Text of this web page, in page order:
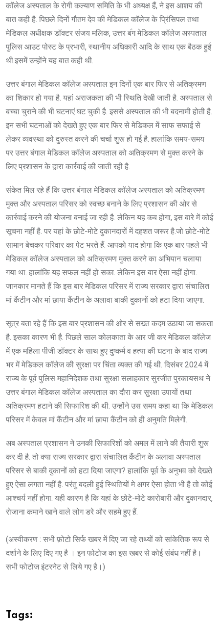
कॉलेज अस्पताल के रोगी कल्याण समिति के भी अध्यक्ष हैं, ने इस आशय की
बात कही है. पिछले दिनों गौतम देव की मेडिकल कॉलेज के प्रिंसिपल तथा
मेडिकल अधीक्षक डॉक्टर संजय मलिक, उत्तर ब॔ग मेडिकल कॉलेज अस्पताल
पुलिस आउट पोस्ट के प्रभारी, स्थानीय अधिकारी आदि के साथ एक बैठक हुई
थी.इसमें उन्होंने यह बात कही थी.
उत्तर बंगाल मेडिकल कॉलेज अस्पताल इन दिनों एक बार फिर से अतिक्रमण
का शिकार हो गया है. यहां अराजकता की भी स्थिति देखी जाती है. अस्पताल से
बच्चा चुराने की भी घटनाएं घट चुकी है. इससे अस्पताल की भी बदनामी होती है.
इन सभी घटनाओं को देखते हुए एक बार फिर से मेडिकल में साफ सफाई से
लेकर व्यवस्था को दुरुस्त करने की चर्चा शुरू हो गई है. हालांकि समय-समय
पर उत्तर बंगाल मेडिकल कॉलेज अस्पताल को अतिक्रमण से मुक्त करने के
लिए प्रशासन के द्वारा कार्रवाई की जाती रही है.
संकेत मिल रहे हैं कि उत्तर बंगाल मेडिकल कॉलेज अस्पताल को अतिक्रमण
मुक्त और अस्पताल परिसर को स्वच्छ बनाने के लिए प्रशासन की ओर से
कार्रवाई करने की योजना बनाई जा रही है. लेकिन यह कब होगा, इस बारे में कोई
सूचना नहीं है. पर यहां के छोटे-मोटे दुकानदारों में दहशत जरूर है.जो छोटे-मोटे
सामान बेचकर परिवार का पेट भरते हैं. आपको याद होगा कि एक बार पहले भी
मेडिकल कॉलेज अस्पताल को अतिक्रमण मुक्त करने का अभियान चलाया
गया था. हालांकि यह सफल नहीं हो सका. लेकिन इस बार ऐसा नहीं होगा.
जानकार मानते हैं कि इस बार मेडिकल परिसर में राज्य सरकार द्वारा संचालित
मां कैंटीन और मां छाया कैंटीन के अलावा बाकी दुकानों को हटा दिया जाएगा.
सूत्र बता रहे हैं कि इस बार प्रशासन की ओर से सख्त कदम उठाया जा सकता
है. इसका कारण भी है. पिछले साल कोलकाता के आर जी कर मेडिकल कॉलेज
में एक महिला पीजी डॉक्टर के साथ हुए दुष्कर्म व हत्या की घटना के बाद राज्य
भर में मेडिकल कॉलेज की सुरक्षा पर चिंता व्यक्त की गई थी. दिसंबर 2024 में
राज्य के पूर्व पुलिस महानिदेशक तथा सुरक्षा सलाहकार सुरजीत पुरकायसथ ने
उत्तर बंगाल मेडिकल कॉलेज अस्पताल का दौरा कर सुरक्षा उपायों तथा
अतिक्रमण हटाने की सिफारिश की थी. उन्होंने उस समय कहा था कि मेडिकल
परिसर में केवल मां कैंटीन और मां छाया कैंटीन को ही अनुमति मिलेगी.
अब अस्पताल प्रशासन ने उनकी सिफारिशों को अमल में लाने की तैयारी शुरू
कर दी है. तो क्या राज्य सरकार द्वारा संचालित कैंटीन के अलावा अस्पताल
परिसर से बाकी दुकानों को हटा दिया जाएगा? हालांकि पूर्व के अनुभव को देखते
हुए ऐसा लगता नहीं है. परंतु बदली हुई स्थितियों मे अगर ऐसा होता भी है तो कोई
आश्चर्य नहीं होगा. यही कारण है कि यहां के छोटे-मोटे कारोबारी और दुकानदार,
रोजाना कमाने खाने वाले लोग डरे और सहमे हुए हैं.
(अस्वीकरण : सभी फ़ोटो सिर्फ खबर में दिए जा रहे तथ्यों को सांकेतिक रूप से
दर्शाने के लिए दिए गए है । इन फोटोज का इस खबर से कोई संबंध नहीं है।
सभी फोटोज इंटरनेट से लिये गए है।)
Tags: